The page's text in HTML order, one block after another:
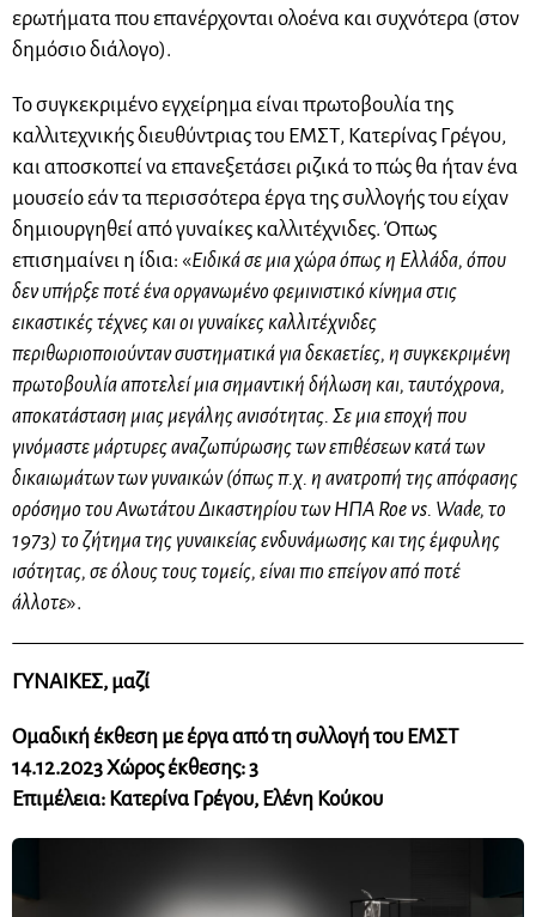
ερωτήματα που επανέρχονται ολοένα και συχνότερα (στον
δημόσιο διάλογο).
Το συγκεκριμένο εγχείρημα είναι πρωτοβουλία της
καλλιτεχνικής διευθύντριας του ΕΜΣΤ, Κατερίνας Γρέγου,
και αποσκοπεί να επανεξετάσει ριζικά το πώς θα ήταν ένα
μουσείο εάν τα περισσότερα έργα της συλλογής του είχαν
δημιουργηθεί από γυναίκες καλλιτέχνιδες. Όπως
επισημαίνει η ίδια: «Ειδικά σε μια χώρα όπως η Ελλάδα, όπου
δεν υπήρξε ποτέ ένα οργανωμένο φεμινιστικό κίνημα στις
εικαστικές τέχνες και οι γυναίκες καλλιτέχνιδες
περιθωριοποιούνταν συστηματικά για δεκαετίες, η συγκεκριμένη
πρωτοβουλία αποτελεί μια σημαντική δήλωση και, ταυτόχρονα,
αποκατάσταση μιας μεγάλης ανισότητας. Σε μια εποχή που
γινόμαστε μάρτυρες αναζωπύρωσης των επιθέσεων κατά των
δικαιωμάτων των γυναικών (όπως π.χ. η ανατροπή της απόφασης
ορόσημο του Ανωτάτου Δικαστηρίου των ΗΠΑ Roe vs. Wade, το
1973) το ζήτημα της γυναικείας ενδυνάμωσης και της έμφυλης
ισότητας, σε όλους τους τομείς, είναι πιο επείγον από ποτέ
άλλοτε».
ΓΥΝΑΙΚΕΣ, μαζί
Ομαδική έκθεση με έργα από τη συλλογή του ΕΜΣΤ
14.12.2023 Χώρος έκθεσης: 3
Επιμέλεια: Κατερίνα Γρέγου, Ελένη Κούκου